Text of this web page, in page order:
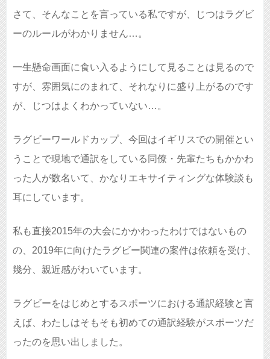
さて、そんなことを言っている私ですが、じつはラグビ
ーのルールがわかりません…。
一生懸命画面に食い入るようにして見ることは見るので
すが、雰囲気にのまれて、それなりに盛り上がるのです
が、じつはよくわかっていない…。
ラグビーワールドカップ、今回はイギリスでの開催とい
うことで現地で通訳をしている同僚・先輩たちもかかわ
った人が数名いて、かなりエキサイティングな体験談も
耳にしています。
私も直接2015年の大会にかかわったわけではないもの
の、2019年に向けたラグビー関連の案件は依頼を受け、
幾分、親近感がわいています。
ラグビーをはじめとするスポーツにおける通訳経験と言
えば、わたしはそもそも初めての通訳経験がスポーツだ
ったのを思い出しました。